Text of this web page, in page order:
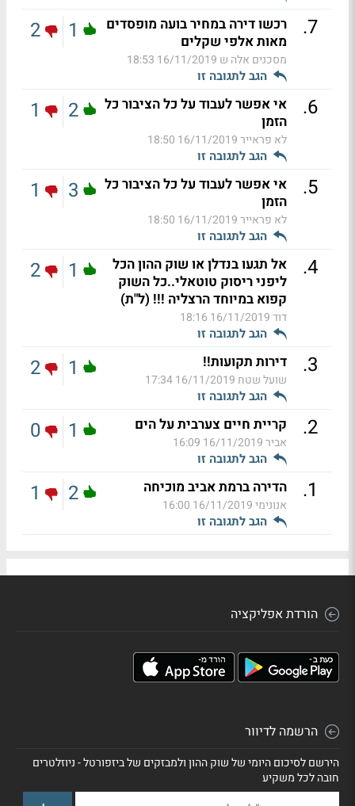
7
.
רכשו דירה במחיר בועה מופסדים
מאות אלפי שקלים
מסכנים אלה ש 16/11/2019 18:53
הגב לתגובה זו
1
2
6
.
אי אפשר לעבוד על כל הציבור כל
הזמן
לא פראייר16/11/2019 18:50
הגב לתגובה זו
2
1
5
.
אי אפשר לעבוד על כל הציבור כל
הזמן
לא פראייר16/11/2019 18:50
הגב לתגובה זו
3
1
4
.
אל תגעו בנדלן או שוק ההון הכל
ליפני ריסוק טוטאלי..כל השוק
קפוא במיוחד הרצליה !!! (ל"ת)
דוד16/11/2019 18:16
הגב לתגובה זו
1
2
3
. דירות תקועות!!
שועל שטח 16/11/2019 17:34
הגב לתגובה זו
1
2
2
. קריית חיים צערבית על הים
אביר16/11/2019 16:09
הגב לתגובה זו
1
0
1
. הדירה ברמת אביב מוכיחה
אנונימי16/11/2019 16:00
הגב לתגובה זו
2
1
הורדת אפליקציה
הרשמה לדיוור
הירשם לסיכום היומי של שוק ההון ולמבזקים של ביזפורטל - ניוזלטרים
חובה לכל משקיע